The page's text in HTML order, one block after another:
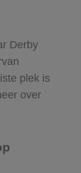
Derby
plek is
over